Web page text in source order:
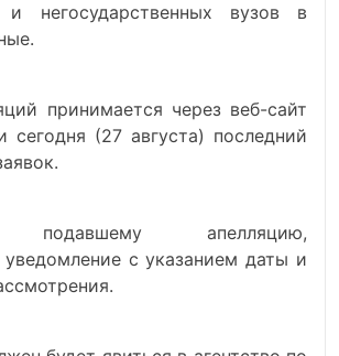
и негосударственных вузов в
.
принимается черезвеб-сайт
сегодня (27 августа) последний
.
апелляцию,
уведомлениесуказанием даты и
.